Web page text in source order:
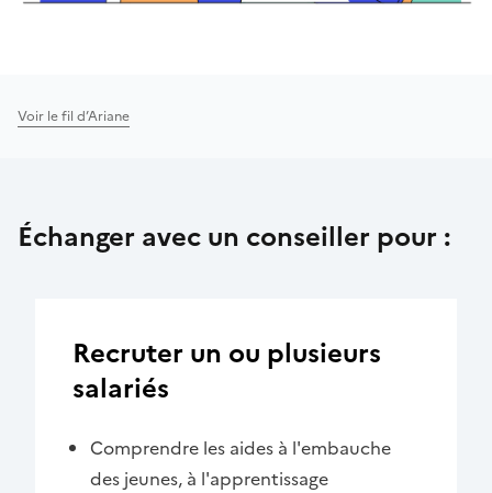
Voir le fil d’Ariane
Échanger avec un conseiller pour :
Recruter un ou plusieurs
salariés
Comprendre les aides à l'embauche
des jeunes, à l'apprentissage